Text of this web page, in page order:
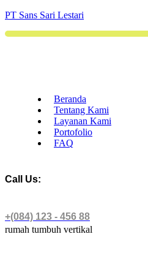
PT Sans Sari Lestari
Beranda
Tentang Kami
Layanan Kami
Portofolio
FAQ
Call Us:
+(084) 123 - 456 88
rumah tumbuh vertikal